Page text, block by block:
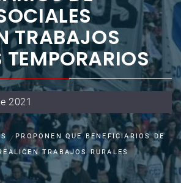
TRABAJOS
TEMPORARIOS
2021
PROPONEN QUE BENEFICIARIOS DE
TRABAJOS RURALES